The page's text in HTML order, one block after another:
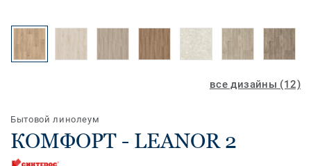
все дизайны (12)
Бытовой линолеум
КОМФОРТ - LEANOR 2